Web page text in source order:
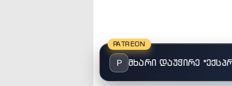
PATREON
P მხარი დაუჭირე